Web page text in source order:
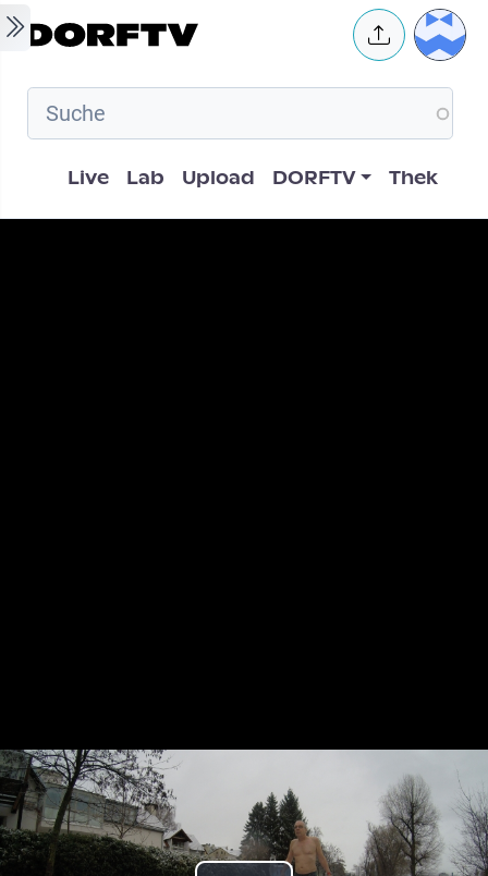
Skip to main content User
Hauptnavigation
Live Lab Upload DORFTV Thek